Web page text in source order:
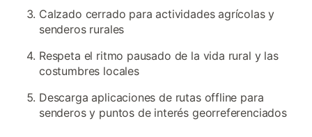
Calzado cerrado para actividades agrícolas y
senderos rurales
Respeta el ritmo pausado de la vida rural y las
costumbres locales
Descarga aplicaciones de rutas offline para
senderos y puntos de interés georreferenciados